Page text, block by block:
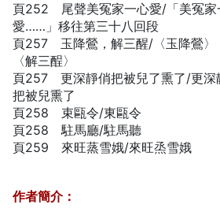
頁252 尾聲美冤家一心愛/「美冤家
愛……」移往第三十八回段
頁257 玉降鶯，解三醒/〈玉降鶯〉
〈解三酲〉
頁257 更深靜俏把被兒了熏了/更深
把被兒熏了
頁258 束甌令/東甌令
頁258 駐馬廳/駐馬聽
頁259 來旺蒸雪娥/來旺烝雪娥
作者簡介：